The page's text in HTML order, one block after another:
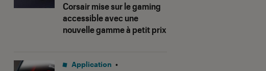
Corsair mise sur le gaming
accessible avec une
nouvelle gamme à petit prix
Application •